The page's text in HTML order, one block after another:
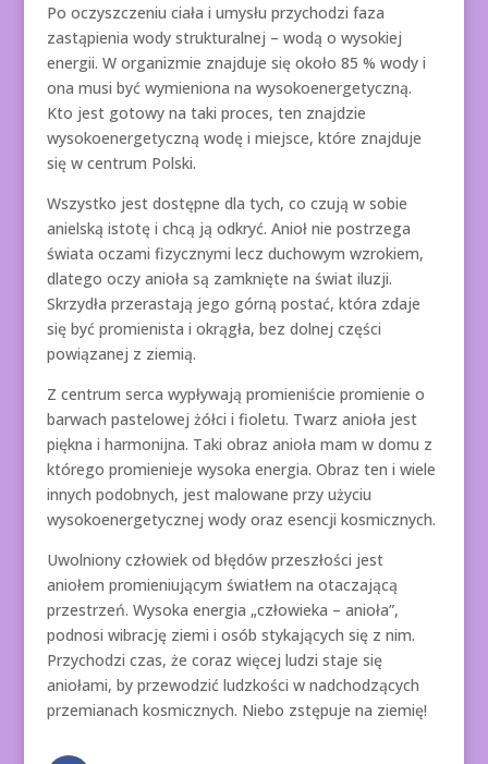
Po oczyszczeniu ciała i umysłu przychodzi faza
zastąpienia wody strukturalnej – wodą o wysokiej
energii. W organizmie znajduje się około 85 % wody i
ona musi być wymieniona na wysokoenergetyczną.
Kto jest gotowy na taki proces, ten znajdzie
wysokoenergetyczną wodę i miejsce, które znajduje
się w centrum Polski.
Wszystko jest dostępne dla tych, co czują w sobie
anielską istotę i chcą ją odkryć. Anioł nie postrzega
świata oczami fizycznymi lecz duchowym wzrokiem,
dlatego oczy anioła są zamknięte na świat iluzji.
Skrzydła przerastają jego górną postać, która zdaje
się być promienista i okrągła, bez dolnej części
powiązanej z ziemią.
Z centrum serca wypływają promieniście promienie o
barwach pastelowej żółci i fioletu. Twarz anioła jest
piękna i harmonijna. Taki obraz anioła mam w domu z
którego promienieje wysoka energia. Obraz ten i wiele
innych podobnych, jest malowane przy użyciu
wysokoenergetycznej wody oraz esencji kosmicznych.
Uwolniony człowiek od błędów przeszłości jest
aniołem promieniującym światłem na otaczającą
przestrzeń. Wysoka energia „człowieka – anioła”,
podnosi wibrację ziemi i osób stykających się z nim.
Przychodzi czas, że coraz więcej ludzi staje się
aniołami, by przewodzić ludzkości w nadchodzących
przemianach kosmicznych. Niebo zstępuje na ziemię!